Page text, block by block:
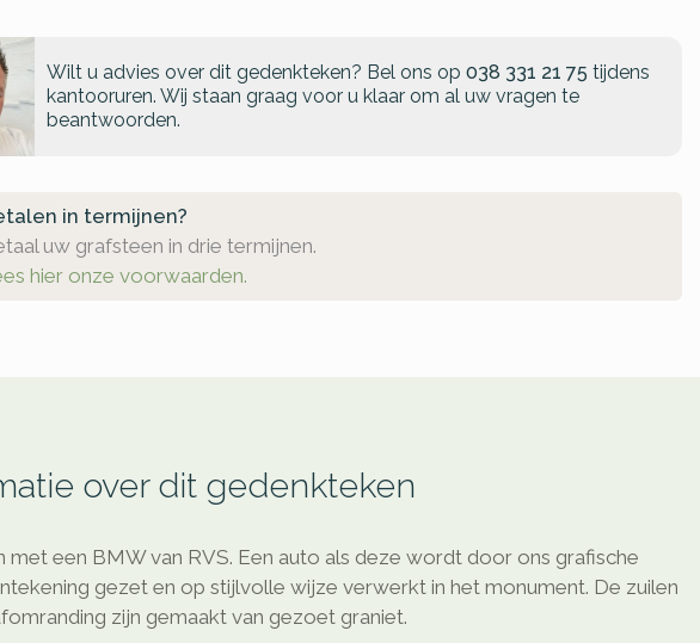
Wilt u advies over dit gedenkteken? Bel ons op 038 331 21 75 tijdens
kantooruren. Wij staan graag voor u klaar om al uw vragen te
beantwoorden.
in termijnen?
uw grafsteen in drie termijnen.
hier onze voorwaarden.
over dit gedenkteken
met een BMW van RVS. Een auto als deze wordt door ons grafische
gezet en op stijlvolle wijze verwerkt in het monument. De zuilen
zijn gemaakt van gezoet graniet.